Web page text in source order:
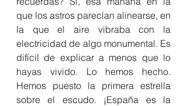
que los astros parecían alinearse, en
la que el aire vibraba con la
electricidad de algo monumental. Es
difícil de explicar a menos que lo
hayas vivido. Lo hemos hecho.
Hemos puesto la primera estrella
sobre el escudo. ¡España es la